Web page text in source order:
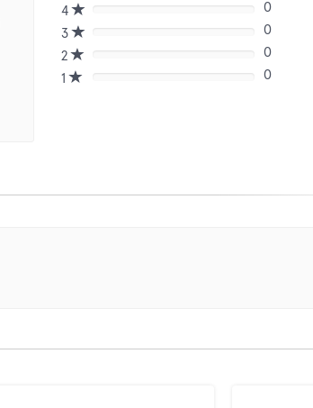
(danger)
4
(danger)
0
3
(danger)
0
2
0
1
0